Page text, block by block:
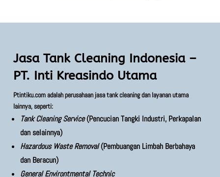
Jasa Tank Cleaning Indonesia –
PT. Inti Kreasindo Utama
Ptintiku.com adalah perusahaan jasa tank cleaning dan layanan utama
lainnya, seperti:
Tank Cleaning Service(Pencucian Tangki Industri, Perkapalan
dan selainnya)
Hazardous Waste Removal(Pembuangan Limbah Berbahaya
dan Beracun)
General Environtmental Technic